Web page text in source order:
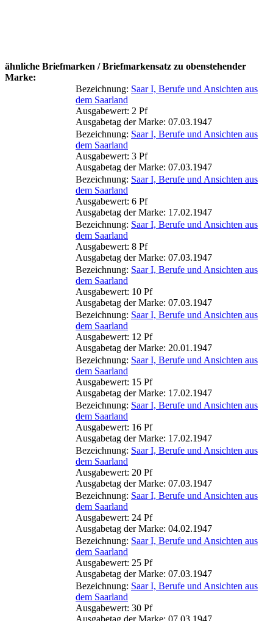
ähnliche Briefmarken / Briefmarkensatz zu obenstehender
Marke:
Bezeichnung: Saar I, Berufe und Ansichten aus
dem Saarland
Ausgabewert: 2 Pf
Ausgabetag der Marke: 07.03.1947
Bezeichnung: Saar I, Berufe und Ansichten aus
dem Saarland
Ausgabewert: 3 Pf
Ausgabetag der Marke: 07.03.1947
Bezeichnung: Saar I, Berufe und Ansichten aus
dem Saarland
Ausgabewert: 6 Pf
Ausgabetag der Marke: 17.02.1947
Bezeichnung: Saar I, Berufe und Ansichten aus
dem Saarland
Ausgabewert: 8 Pf
Ausgabetag der Marke: 07.03.1947
Bezeichnung: Saar I, Berufe und Ansichten aus
dem Saarland
Ausgabewert: 10 Pf
Ausgabetag der Marke: 07.03.1947
Bezeichnung: Saar I, Berufe und Ansichten aus
dem Saarland
Ausgabewert: 12 Pf
Ausgabetag der Marke: 20.01.1947
Bezeichnung: Saar I, Berufe und Ansichten aus
dem Saarland
Ausgabewert: 15 Pf
Ausgabetag der Marke: 17.02.1947
Bezeichnung: Saar I, Berufe und Ansichten aus
dem Saarland
Ausgabewert: 16 Pf
Ausgabetag der Marke: 17.02.1947
Bezeichnung: Saar I, Berufe und Ansichten aus
dem Saarland
Ausgabewert: 20 Pf
Ausgabetag der Marke: 07.03.1947
Bezeichnung: Saar I, Berufe und Ansichten aus
dem Saarland
Ausgabewert: 24 Pf
Ausgabetag der Marke: 04.02.1947
Bezeichnung: Saar I, Berufe und Ansichten aus
dem Saarland
Ausgabewert: 25 Pf
Ausgabetag der Marke: 07.03.1947
Bezeichnung: Saar I, Berufe und Ansichten aus
dem Saarland
Ausgabewert: 30 Pf
Ausgabetag der Marke: 07.03.1947